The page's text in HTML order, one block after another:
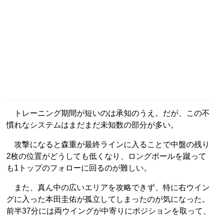
トレーニング期間が短いのは承知のうえ。だが、この不
慣れなシステムはまだまだ未知数の部分が多い。
攻撃になると森重が最終ラインに入ることで中盤の残り
2枚の位置がどうしても低くなり、ロングボールを蹴って
も1トップのフォローに回るのが難しい。
また、真ん中の広いエリアを攻略できず、特に右ウイン
グに入った本田圭佑が孤立してしまったのが気になった。
前半37分には両ウイングが中寄りにポジションを取って、